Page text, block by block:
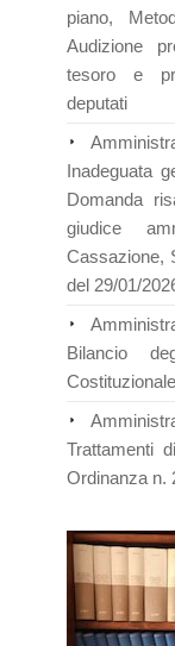
piano,
Audizione
tesoro e
deputati
Inadeguata
Domanda
giudice
Cassazione,
del 29/01/
Bilancio
Trattamenti
Ordinanza n.